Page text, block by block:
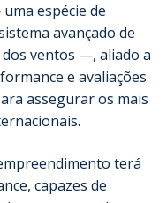
espécie de
avançado de
ventos —, aliado a
e avaliações
assegurar os mais
terá
capazes de